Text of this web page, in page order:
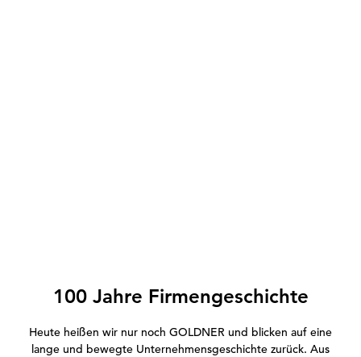
100 Jahre Firmengeschichte
Heute heißen wir nur noch GOLDNER und blicken auf eine
lange und bewegte Unternehmensgeschichte zurück. Aus